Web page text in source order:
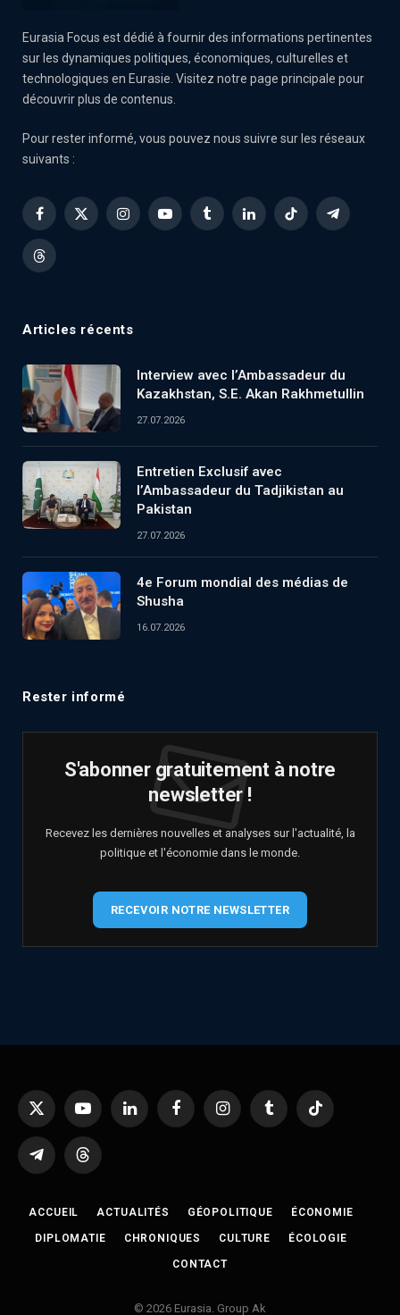
Eurasia Focus est dédié à fournir des informations pertinentes
sur les dynamiques politiques, économiques, culturelles et
technologiques en Eurasie. Visitez notre page principale pour
découvrir plus de contenus.
Pour rester informé, vous pouvez nous suivre sur les réseaux
suivants :
Facebook
X
InstagramYouTubeTumblrLinkedInTikTok Telegram
Threads
Articles récents
Interview avec l’Ambassadeur du
Kazakhstan, S.E. Akan Rakhmetullin
27.07.2026
Entretien Exclusif avec
l’Ambassadeur du Tadjikistan au
Pakistan
27.07.2026
4e Forum mondial des médias de
Shusha
16.07.2026
Rester informé
S'abonner gratuitement à notre
newsletter !
Recevez les dernières nouvelles et analyses sur l'actualité, la
politique et l'économie dans le monde.
RECEVOIR NOTRE NEWSLETTER
X
YouTubeLinkedIn FacebookInstagramTumblr TikTok
TelegramThreads
ACCUEIL ACTUALITÉS GÉOPOLITIQUE ÉCONOMIE
DIPLOMATIE CHRONIQUES CULTURE ÉCOLOGIE
CONTACT
© 2026 Eurasia. Group Ak